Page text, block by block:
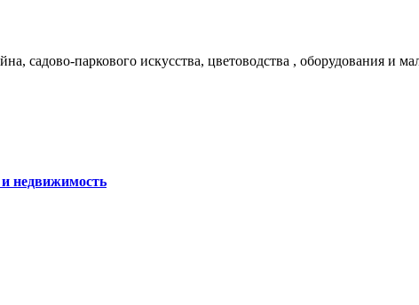
садово-паркового искусства, цветоводства , оборудования и
недвижимость